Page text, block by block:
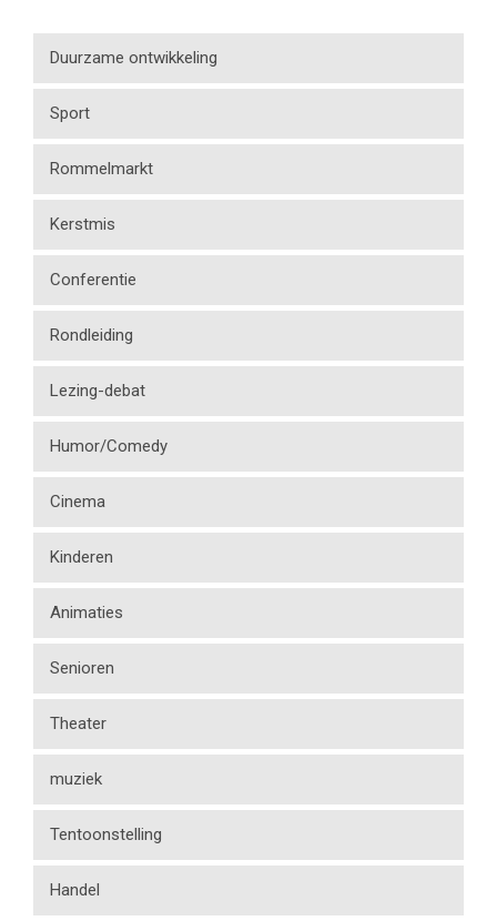
Duurzame ontwikkeling
Sport
Rommelmarkt
Kerstmis
Conferentie
Rondleiding
Lezing-debat
Humor/Comedy
Cinema
Kinderen
Animaties
Senioren
Theater
muziek
Tentoonstelling
Handel